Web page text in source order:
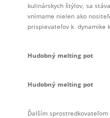
kulinárskych štýlov, sa
vnímame nielen ako
prispievateľov k dynamike
Hudobný melting pot
Hudobný melting pot
Ďalším